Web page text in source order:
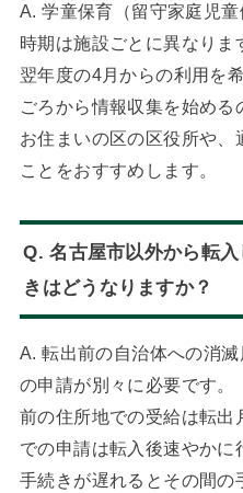
A. 学童保育（留守家庭児
時期は施設ごとに異なりま
翌年度の4月からの利用を
ごろから情報収集を始める
お住まいの区の区役所や、
ことをおすすめします。
Q. 名古屋市以外から転
きはどうなりますか？
A. 転出前の自治体への消
の申請が別々に必要です。
前の住所地での受給は転
での申請は転入後速やかに
手続きが遅れるとその間の